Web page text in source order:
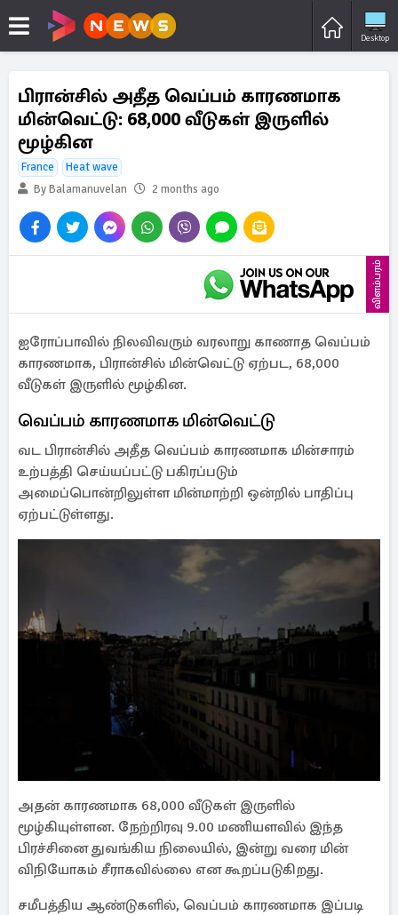
Desktop
பிரான்சில் அதீத வெப்பம் காரணமாக
மின்வெட்டு: 68,000 வீடுகள் இருளில்
மூழ்கின
France
Heat wave
By Balamanuvelan
2 months ago
விளம்பரம்
ஐரோப்பாவில் நிலவிவரும் வரலாறு காணாத வெப்பம்
காரணமாக, பிரான்சில் மின்வெட்டு ஏற்பட, 68,000
வீடுகள் இருளில் மூழ்கின.
வெப்பம் காரணமாக மின்வெட்டு
வட பிரான்சில் அதீத வெப்பம் காரணமாக மின்சாரம்
உற்பத்தி செய்யப்பட்டு பகிரப்படும்
அமைப்பொன்றிலுள்ள மின்மாற்றி ஒன்றில் பாதிப்பு
ஏற்பட்டுள்ளது.
அதன் காரணமாக 68,000 வீடுகள் இருளில்
மூழ்கியுள்ளன. நேற்றிரவு 9.00 மணியளவில் இந்த
பிரச்சினை துவங்கிய நிலையில், இன்று வரை மின்
விநியோகம் சீராகவில்லை என கூறப்படுகிறது.
சமீபத்திய ஆண்டுகளில், வெப்பம் காரணமாக இப்படி